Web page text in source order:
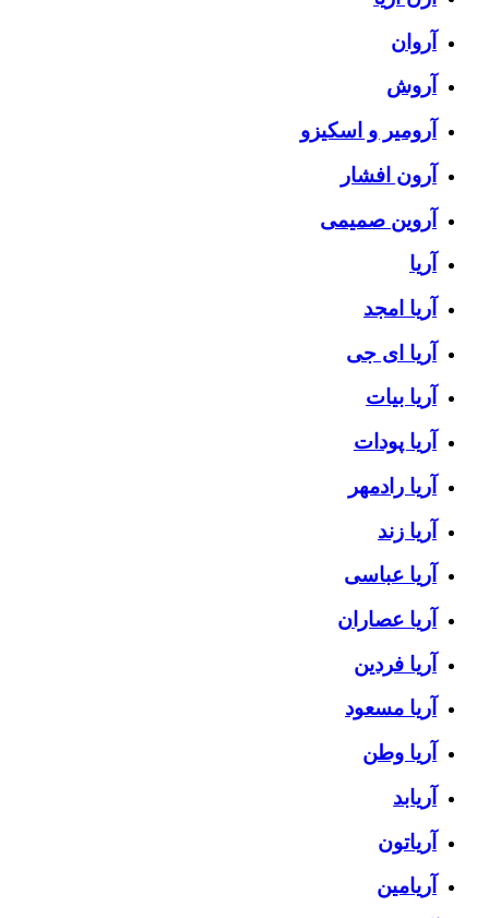
آروان
آروش
آرومیر و اسکیزو
آرون افشار
آروین صمیمی
آریا
آریا امجد
آریا ای جی
آریا بیات
آریا پودات
آریا رادمهر
آریا زند
آریا عباسی
آریا عصاران
آریا فردین
آریا مسعود
آریا وطن
آریابد
آریاتون
آریامین